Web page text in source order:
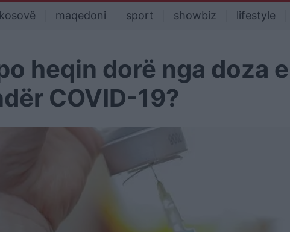
kosovë maqedoni sport showbiz lifestyle
heqin dorë nga doza
COVID-19?